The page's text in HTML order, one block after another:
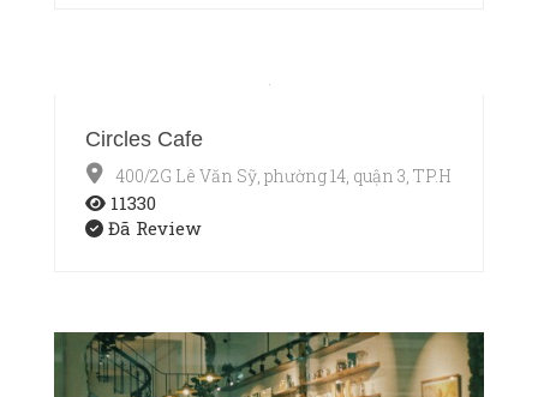
Circles Cafe
400/2G Lê Văn Sỹ, phường 14, quận 3, TP.HCM
11330
Đã Review